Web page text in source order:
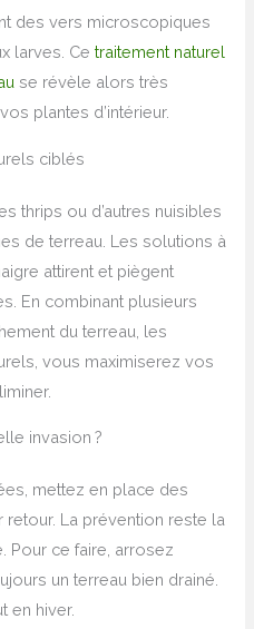
des vers microscopiques
larves. Cetraitement naturel
se révèle alors très
plantes d’intérieur.
ciblés
thrips ou d’autres nuisibles
de terreau. Les solutions à
attirent et piègent
En combinant plusieurs
du terreau, les
vous maximiserez vos
invasion ?
mettez en place des
La prévention reste la
Pour ce faire, arrosez
un terreau bien drainé.
en hiver.